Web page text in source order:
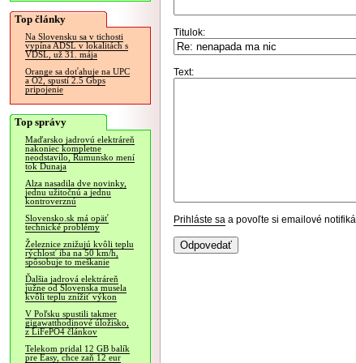
Top články
Na Slovensku sa v tichosti
vypína ADSL v lokalitách s
VDSL, už 31. mája
Orange sa doťahuje na UPC
a O2, spustí 2.5 Gbps
pripojenie
Top správy
Maďarsko jadrovú elektráreň
nakoniec kompletne
neodstavilo, Rumunsko mení
tok Dunaja
Alza nasadila dve novinky,
jednu užitočnú a jednu
kontroverznú
Slovensko.sk má opäť
technické problémy
Železnice znižujú kvôli teplu
rýchlosť iba na 50 km/h,
spôsobuje to meškanie
Ďalšia jadrová elektráreň
južne od Slovenska musela
kvôli teplu znížiť výkon
V Poľsku spustili takmer
gigawatthodinové úložisko,
z LiFePO4 článkov
Telekom pridal 12 GB balík
pre Easy, chce zaň 12 eur
Titulok:
Text:
Prihláste sa a povoľte si emailové